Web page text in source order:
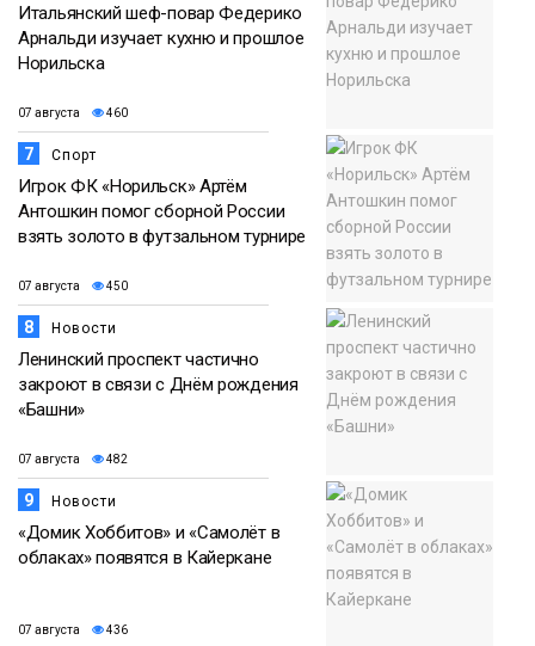
Итальянский шеф-повар Федерико
Арнальди изучает кухню и прошлое
Норильска
07 августа 460
7 Спорт
Игрок ФК «Норильск» Артём
Антошкин помог сборной России
взять золото в футзальном турнире
07 августа 450
8 Новости
Ленинский проспект частично
закроют в связи с Днём рождения
«Башни»
07 августа 482
9 Новости
«Домик Хоббитов» и «Самолёт в
облаках» появятся в Кайеркане
07 августа 436